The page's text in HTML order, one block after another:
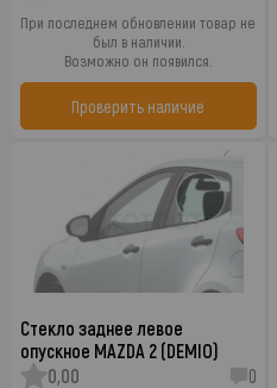
При последнем обновлении товар не
был в наличии.
Возможно он появился.
Проверить наличие
Стекло заднее левое
опускное MAZDA 2 (DEMIO)
0,00
0